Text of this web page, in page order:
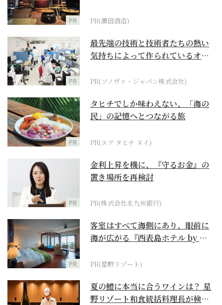
PR PR(濵田酒造)
PR
最先端の技術と技術者たちの熱い
気持ちによって作られているオー
PR(ソノヴァ・ジャパン株式会社)
PR
タヒチでしか味わえない、「海の
民」の記憶へとつながる旅
PR(エア タヒチ ヌイ)
PR
金利上昇を機に、『守るお金』の
置き場所を再検討
PR(株式会社北九州銀行)
PR
客室はすべて海側にあり、眼前に
海が広がる『西表島ホテル by 星
PR(星野リゾート)
夏の鱧に本当に合うワインは？ 星
野リゾート和食統括料理長が検証